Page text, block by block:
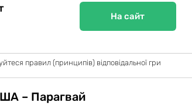
На сайт
правил (принципів) відповідальної гри
– Парагвай